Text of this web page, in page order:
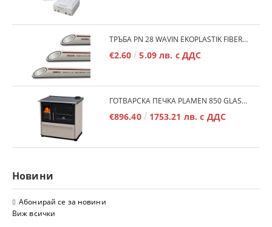
ТРЪБА PN 28 WAVIN EKOPLASTIK FIBER BASALT PLUS - 3М/БР.
€2.60 5.09 лв. с ДДС
ГОТВАРСКА ПЕЧКА PLAMEN 850 GLAS 11KW
€896.40 1753.21 лв. с ДДС
Новини
Абонирай се за новини
Виж всички